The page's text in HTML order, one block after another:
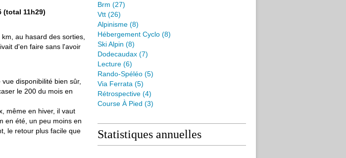
(total 11h29)
au hasard des sorties,
d'en faire sans l'avoir
disponibilité bien sûr,
le 200 du mois en
même en hiver, il vaut
en été, un peu moins en
le retour plus facile que
Brm (27)
Vtt (26)
Alpinisme (8)
Hébergement Cyclo (8)
Ski Alpin (8)
Dodecaudax (7)
Lecture (6)
Rando-Spéléo (5)
Via Ferrata (5)
Rétrospective (4)
Course À Pied (3)
Statistiques annuelles